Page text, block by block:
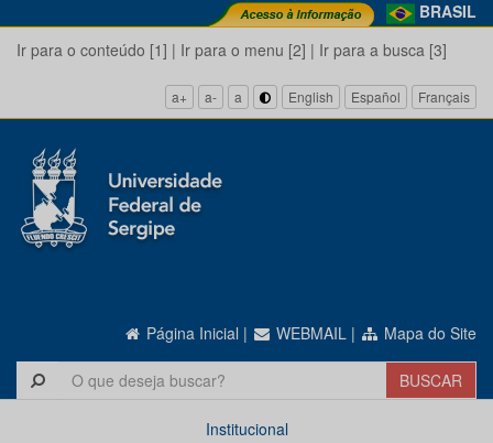
BRASIL
Ir para o conteúdo [1] | Ir para o menu [2] | Ir para a busca [3]
a+ a- a English Español Français
Página Inicial | WEBMAIL | Mapa do Site
Institucional